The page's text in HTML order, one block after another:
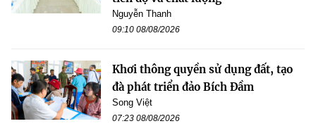
Nguyễn Thanh
09:10 08/08/2026
Khơi thông quyền sử dụng đất, tạo
đà phát triển đảo Bích Đầm
Song Việt
07:23 08/08/2026